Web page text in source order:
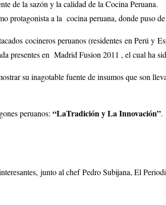
de la sazón y la calidad de la Cocina Peruana.
protagonista a la cocina peruana, donde puso
cocineros peruanos (residentes en Perú y
presentes en Madrid Fusion 2011 , el cual ha
su inagotable fuente de insumos que son
peruanos: “LaTradición y La Innovación”.
junto al chef Pedro Subijana, El